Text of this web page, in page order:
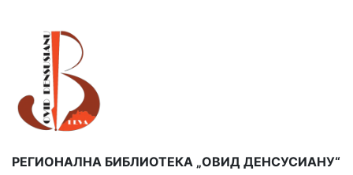
РЕГИОНАЛНА БИБЛИОТЕКА „ОВИД ДЕНСУСИАНУ“